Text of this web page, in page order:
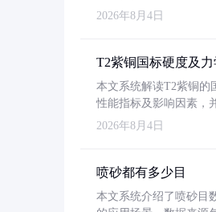
2026年8月4日
T2紫铜国标硬度及
本文系统解读T2紫铜的
性能指标及影响因素，
2026年8月4日
喷砂都有多少目
本文系统介绍了喷砂目